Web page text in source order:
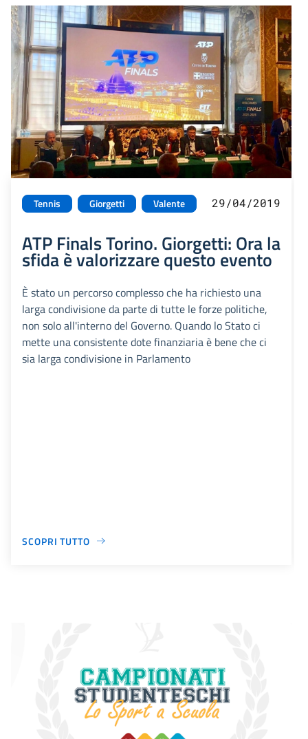
Tennis Giorgetti Valente 29/04/2019
ATP Finals Torino. Giorgetti: Ora la
sfida è valorizzare questo evento
È stato un percorso complesso che ha richiesto una
larga condivisione da parte di tutte le forze politiche,
non solo all'interno del Governo. Quando lo Stato ci
mette una consistente dote finanziaria è bene che ci
sia larga condivisione in Parlamento
SCOPRI TUTTO